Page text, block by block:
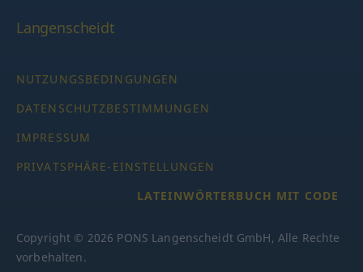
Langenscheidt
NUTZUNGSBEDINGUNGEN
DATENSCHUTZBESTIMMUNGEN
IMPRESSUM
PRIVATSPHÄRE-EINSTELLUNGEN
LATEINWÖRTERBUCH MIT CODE
Copyright © 2026 PONS Langenscheidt GmbH, Alle Rechte
vorbehalten.